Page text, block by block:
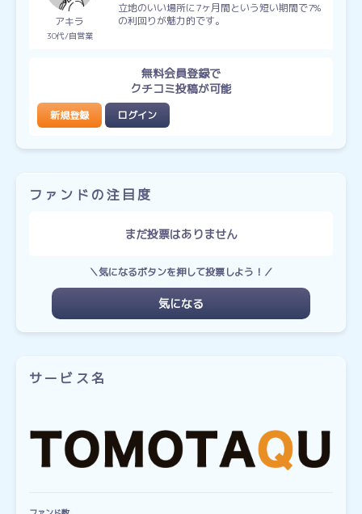
アキラ
30代 自営業
立地のいい場所に7ヶ月間という短い期間で7%
の利回りが魅力的です。
無料会員登録で
クチコミ投稿が可能
新規登録 ログイン
ファンドの注目度
まだ投票はありません
＼気になるボタンを押して投票しよう！／
気になる
サービス名